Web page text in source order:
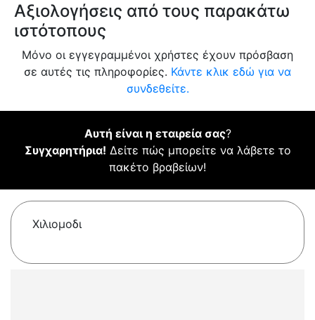
Αξιολογήσεις από τους παρακάτω
ιστότοπους
Μόνο οι εγγεγραμμένοι χρήστες έχουν πρόσβαση
σε αυτές τις πληροφορίες. Κάντε κλικ εδώ για να
συνδεθείτε.
Αυτή είναι η εταιρεία σας?
Συγχαρητήρια! Δείτε πώς μπορείτε να λάβετε το
πακέτο βραβείων!
Χιλιομοδι